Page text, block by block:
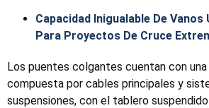
Capacidad Inigualable De
Para Proyectos De Cruce
Los puentes colgantes cuentan con
compuesta por cables principales y
suspensiones, con el tablero